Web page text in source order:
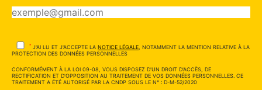
* J'AI LU ET J'ACCEPTE LA NOTICE LÉGALE , NOTAMMENT LA MENTION RELATIVE À LA
PROTECTION DES DONNÉES PERSONNELLES
CONFORMÉMENT À LA LOI 09-08, VOUS DISPOSEZ D'UN DROIT D'ACCÈS, DE
RECTIFICATION ET D'OPPOSITION AU TRAITEMENT DE VOS DONNÉES PERSONNELLES. CE
TRAITEMENT A ÉTÉ AUTORISÉ PAR LA CNDP SOUS LE N° : D-M-52/2020